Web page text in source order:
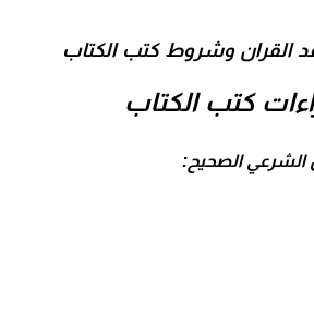
القران وشروط كتب الكتاب
كتب الكتاب
الصحيح: